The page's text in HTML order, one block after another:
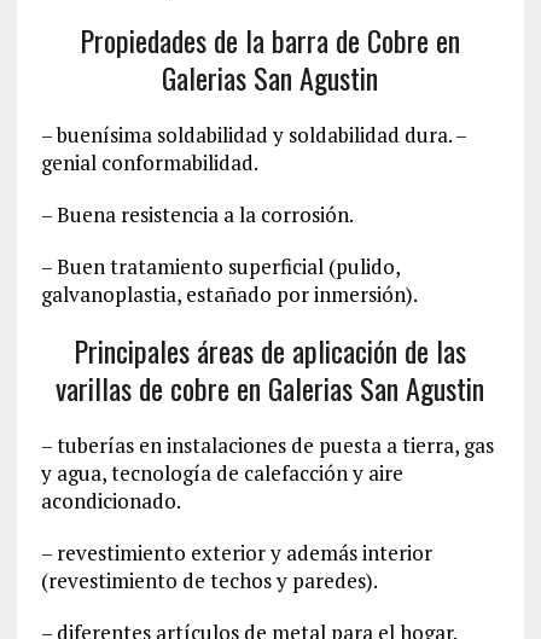
Propiedades de la barra de Cobre en
Galerias San Agustin
– buenísima soldabilidad y soldabilidad dura. –
genial conformabilidad.
– Buena resistencia a la corrosión.
– Buen tratamiento superficial (pulido,
galvanoplastia, estañado por inmersión).
Principales áreas de aplicación de las
varillas de cobre en Galerias San Agustin
– tuberías en instalaciones de puesta a tierra, gas
y agua, tecnología de calefacción y aire
acondicionado.
– revestimiento exterior y además interior
(revestimiento de techos y paredes).
– diferentes artículos de metal para el hogar.